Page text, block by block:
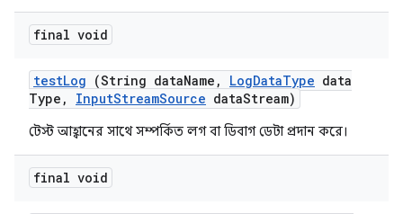
final void
testLog (String dataName , LogDataType data
Type , InputStreamSource dataStream)
টেস্ট আহ্বানের সাথে সম্পর্কিত লগ বা ডিবাগ ডেটা প্রদান করে।
final void